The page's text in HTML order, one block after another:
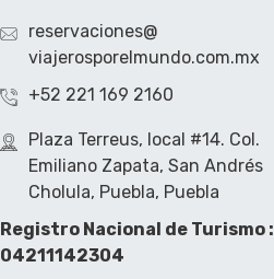
reservaciones@
viajerosporelmundo.com.mx
+52 221 169 2160
Plaza Terreus, local #14. Col.
Emiliano Zapata, San Andrés
Cholula, Puebla, Puebla
Registro Nacional de Turismo :
04211142304